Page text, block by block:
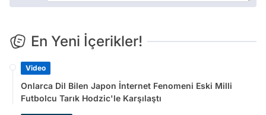
En Yeni İçerikler!
Video
Onlarca Dil Bilen Japon İnternet Fenomeni Eski Milli
Futbolcu Tarık Hodzic'le Karşılaştı